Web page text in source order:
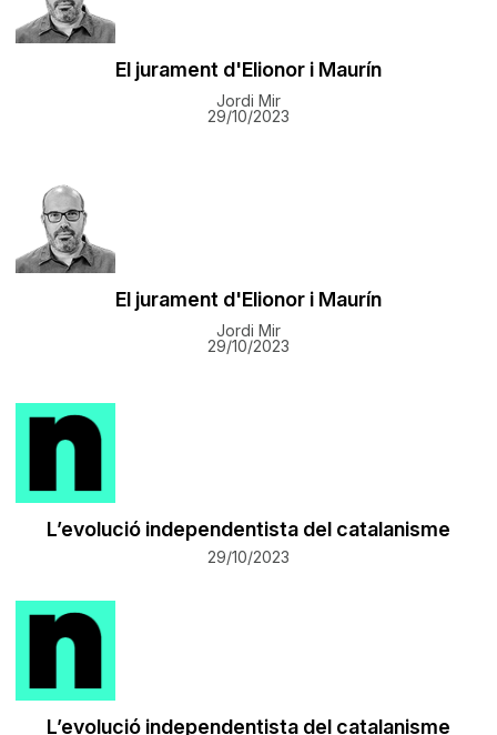
El jurament d'Elionor i Maurín
Jordi Mir
29/10/2023
El jurament d'Elionor i Maurín
Jordi Mir
29/10/2023
L’evolució independentista del catalanisme
29/10/2023
L’evolució independentista del catalanisme